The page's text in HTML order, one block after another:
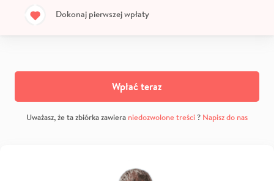
Dokonaj pierwszej wpłaty
Wpłać teraz
Uważasz, że ta zbiórka zawiera niedozwolone treści? Napisz do nas